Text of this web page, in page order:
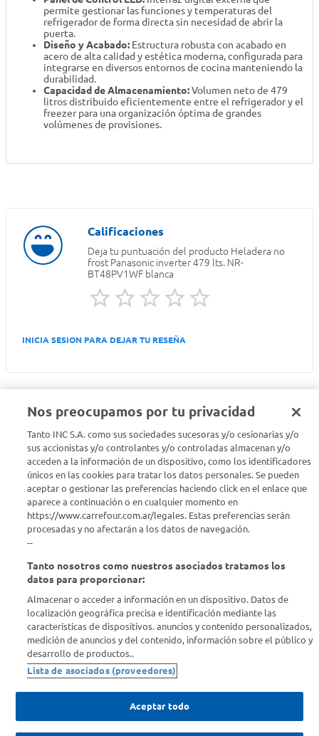
permite gestionar las funciones y temperaturas del
refrigerador de forma directa sin necesidad de abrir la
puerta.
Diseño y Acabado: Estructura robusta con acabado en
acero de alta calidad y estética moderna, configurada para
integrarse en diversos entornos de cocina manteniendo la
durabilidad.
Capacidad de Almacenamiento:Volumen neto de 479
litros distribuido eficientemente entre el refrigerador y el
freezer para una organización óptima de grandes
volúmenes de provisiones.
Deja tu puntuación del producto Heladera no
frost Panasonic inverter 479 lts. NR-
BT48PV1WF blanca
INICIA SESION PARA DEJAR TU RESEÑA
Seguinos en :
Estamos para ayudarte
¿Tenés una consulta? Comunicate con nosotrosacá
Descubrí Carrefour
Conocenos
Info útil
Comprá Online
Enterate de nuestras ofertas
Dejanos tu mail para recibir todas las ofertas y promociones antes
que nadie.
Nos preocupamos por tu privacidad
Tanto INC S.A. como sus sociedades sucesoras y/o cesionarias y/o
sus accionistas y/o controlantes y/o controladas almacenan y/o
acceden a la información de un dispositivo, como los identificadores
únicos en las cookies para tratar los datos personales. Se pueden
aceptar o gestionar las preferencias haciendo click en el enlace que
aparece a continuación o en cualquier momento en
https://www.carrefour.com.ar/legales. Estas preferencias serán
procesadas y no afectarán a los datos de navegación.
--
Tanto nosotros como nuestros asociados tratamos los
datos para proporcionar:
Almacenar o acceder a información en un dispositivo. Datos de
localización geográfica precisa e identificación mediante las
características de dispositivos. anuncios y contenido personalizados,
medición de anuncios y del contenido, información sobre el público y
desarrollo de productos..
Lista de asociados (proveedores)
Aceptar todo